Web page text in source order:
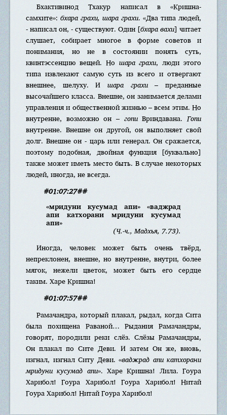
Бхактивинод Тхакур написал в «Кришна-
самхите»: бхара грахи, шара грахи. «Два типа людей,
- написал он, - существуют. Один [бхара вахи] читает
слушает, собирает многое в форме советов и
понимания, но не в состоянии понять суть,
квинтэссенцию вещей. Но шара грахи, люди этого
типа извлекают самую суть из всего и отвергают
внешнее, шелуху. И шара грахи– преданные
высочайшего класса. Внешне, он занимается делами
управления и общественной жизнью – всем этим. Но
внутренне, возможно он – гопиВриндавана.Гопи
внутренне. Внешне он другой, он выполняет свой
долг. Внешне он - царь или генерал. Он сражается,
поэтому подобная, двойная функция [буквально]
также может иметь место быть. В случае некоторых
людей, иногда, не всегда.
#01:07:27##
«мридуни кусумад апи» «ваджрад
апи катхорани мридуни кусумад
апи»
(Ч.-ч., Мадхья, 7.73).
Иногда, человек может быть очень твёрд,
непреклонен, внешне, но внутренне, внутри, более
мягок, нежели цветок, может быть его сердце
таким. Харе Кришна!
#01:07:57##
Рамачандра, который плакал, рыдал, когда Сита
была похищена Раваной… Рыдания Рамачандры,
говорят, породили реки слёз. Слёзы Рамачандры,
Он плакал по Сите Деви. И затем Он же, вновь,
изгнал, изгнал Ситу Деви. «ваджрад апи катхорани
мридуни кусумад апи». Харе Кришна! Лила. Гоура
Харибол! Гоура Харибол! Гоура Харибол! Нитай
Гоура Харибол! Нитай Гоура Харибол!